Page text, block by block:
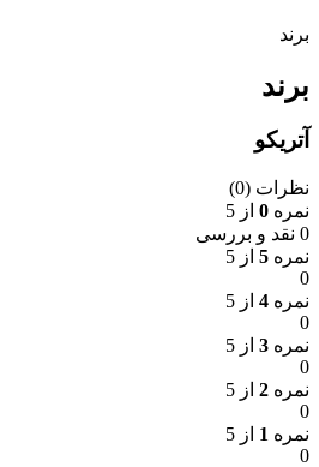
برند
برند
آتریکو
نظرات (0)
نمره 0 از 5
0 نقد و بررسی
نمره 5 از 5
0
نمره 4 از 5
0
نمره 3 از 5
0
نمره 2 از 5
0
نمره 1 از 5
0